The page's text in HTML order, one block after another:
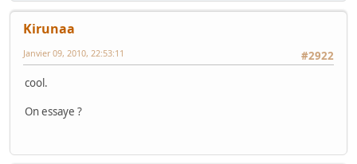
Kirunaa
#2922
Janvier 09, 2010, 22:53:11
cool.
On essaye ?